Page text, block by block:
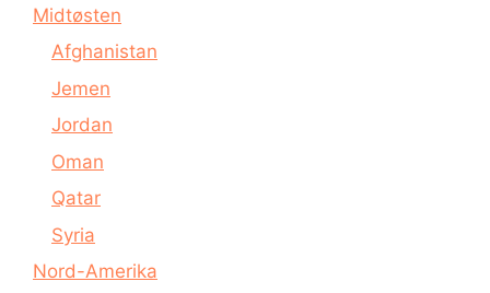
Midtøsten
Afghanistan
Jemen
Jordan
Oman
Qatar
Syria
Nord-Amerika